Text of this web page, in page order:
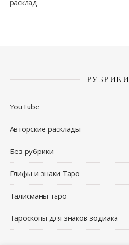
расклад
РУБРИКИ
YouTube
Авторские расклады
Без рубрики
Глифы и знаки Таро
Талисманы таро
Тароскопы для знаков зодиака